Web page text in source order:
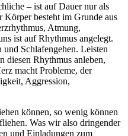
– ist auf Dauer nur als
besteht im Grunde aus
Atmung,
ist auf Rhythmus angelegt.
Schlafengehen. Leisten
diesen Rhythmus anleben,
macht Probleme, der
Aggression,
können, so wenig können
Was wir also dringender
und Einladungen zum